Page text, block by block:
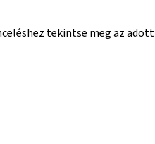
tekintse meg az adott